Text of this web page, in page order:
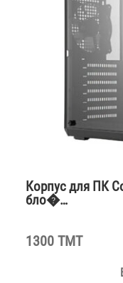
Корпус для ПК
бло�…
1300 TMT